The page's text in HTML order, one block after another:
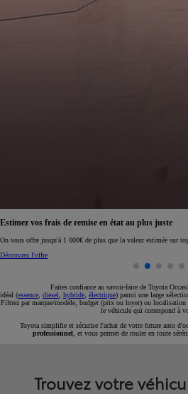
Réservez en ligne votre occasion pour 1€ seulement
Réservez en ligne
Faites confiance au savoir-faire de Toyota
idéal (essence diesel hybride électrique) parmi une large
Filtrez par marque/modèle, budget (prix ou loyer) ou
le véhicule qui correspond à
Toyota simplifie et sécurise l'achat de votre future auto
professionnel , et vous permet de rouler en toute
Trouvez votre